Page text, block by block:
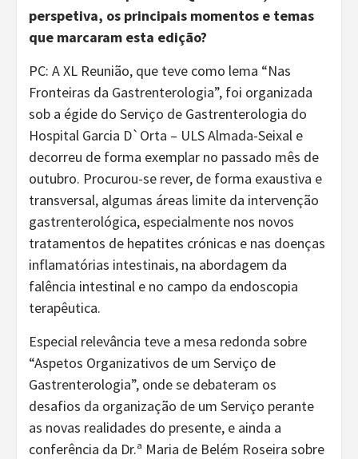
perspetiva, os principais momentos e temas
que marcaram esta edição?
PC: A XL Reunião, que teve como lema “Nas
Fronteiras da Gastrenterologia”, foi organizada
sob a égide do Serviço de Gastrenterologia do
Hospital Garcia D`Orta – ULS Almada-Seixal e
decorreu de forma exemplar no passado mês de
outubro. Procurou-se rever, de forma exaustiva e
transversal, algumas áreas limite da intervenção
gastrenterológica, especialmente nos novos
tratamentos de hepatites crónicas e nas doenças
inflamatórias intestinais, na abordagem da
falência intestinal e no campo da endoscopia
terapêutica.
Especial relevância teve a mesa redonda sobre
“Aspetos Organizativos de um Serviço de
Gastrenterologia”, onde se debateram os
desafios da organização de um Serviço perante
as novas realidades do presente, e ainda a
conferência da Dr.ª Maria de Belém Roseira sobre